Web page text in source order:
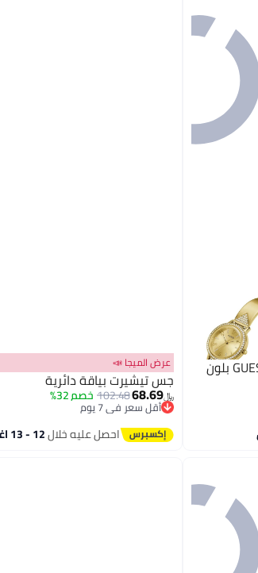
جس ساعة يد أنالوج نسائية GUESS TRI LUXE بلون عرض الميجا 📣
جس تيشيرت بياقة دائرية
﷼‏68.69
102.48خصم 32%
أقل سعر في 7 يوم
أقل سعر في 7 يوم
احصل عليه خلال12 - 13 اغسطس